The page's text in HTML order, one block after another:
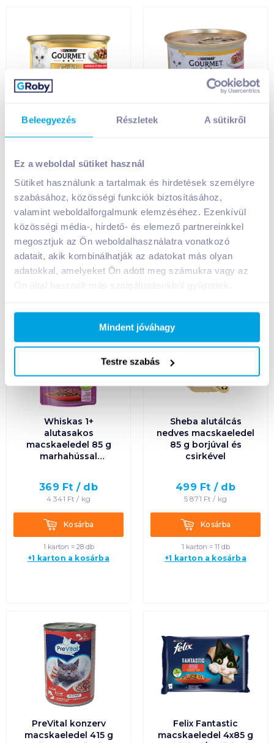
Beleegyezés Részletek A sütikről
Ez a weboldal sütiket használ
Sütiket használunk a tartalmak és hirdetések személyre
szabásához, közösségi funkciók biztosításához,
valamint weboldalforgalmunk elemzéséhez. Ezenkívül
közösségi média-, hirdető- és elemező partnereinkkel
megosztjuk az Ön weboldalhasználatra vonatkozó
adatait, akik kombinálhatják az adatokat más olyan
adatokkal, amelyeket Ön adott meg számukra vagy az
Mindent jóváhagy
Testre szabás
Gourmet Gold
szószban
349Ft /db
4 106 Ft /kg
Kosárba
1 karton = 12 db
+1 karton a kosárba
Gourmet Gold
349Ft /db
4 106Ft /
Kosárba
1 karton = 12 db
+1 karton a kosárba
Whiskas 1+
alutasakos
macskaeledel 85 g
marhahússal
369 Ft / db
4 341 Ft / kg
KosárbaKosárba
1 karton = 28 db
+1 karton a kosárba
Sheba alutálcás
nedves macskaeledel
85 g borjúval és
csirkével
499 Ft / db
5 871 Ft / kg
KosárbaKosárba
1 karton = 11 db
+1 karton a kosárba
PreVital konzerv
macskaeledel 415 g
Felix Fantastic
macskaeledel 4x85 g